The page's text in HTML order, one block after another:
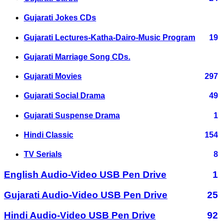
Gujarati Jokes CDs
Gujarati Lectures-Katha-Dairo-Music Program 19
Gujarati Marriage Song CDs.
Gujarati Movies 297
Gujarati Social Drama 49
Gujarati Suspense Drama 1
Hindi Classic 154
TV Serials 8
English Audio-Video USB Pen Drive
1
Gujarati Audio-Video USB Pen Drive
25
Hindi Audio-Video USB Pen Drive
92